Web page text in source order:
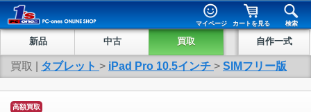
マイページ カートを見る 検索
新品 中古 買取 自作一式
買取 | タブレット > iPad Pro 10.5インチ > SIMフリー版
高額買取